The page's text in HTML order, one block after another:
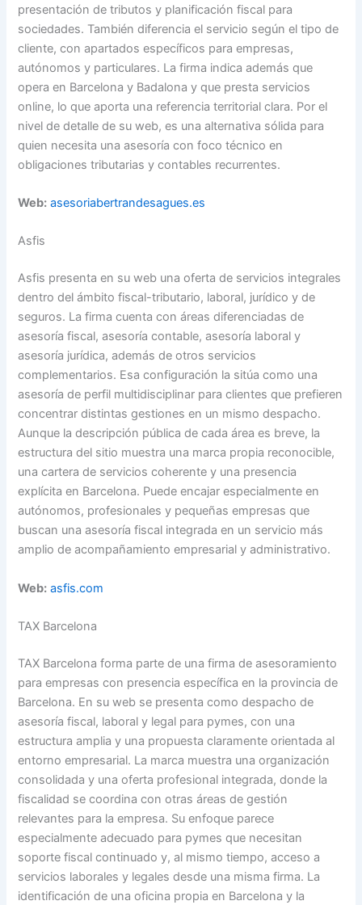
presentación de tributos y planificación fiscal para
sociedades. También diferencia el servicio según el tipo de
cliente, con apartados específicos para empresas,
autónomos y particulares. La firma indica además que
opera en Barcelona y Badalona y que presta servicios
online, lo que aporta una referencia territorial clara. Por el
nivel de detalle de su web, es una alternativa sólida para
quien necesita una asesoría con foco técnico en
obligaciones tributarias y contables recurrentes.
Web: asesoriabertrandesagues.es
Asfis
Asfis presenta en su web una oferta de servicios integrales
dentro del ámbito fiscal-tributario, laboral, jurídico y de
seguros. La firma cuenta con áreas diferenciadas de
asesoría fiscal, asesoría contable, asesoría laboral y
asesoría jurídica, además de otros servicios
complementarios. Esa configuración la sitúa como una
asesoría de perfil multidisciplinar para clientes que prefieren
concentrar distintas gestiones en un mismo despacho.
Aunque la descripción pública de cada área es breve, la
estructura del sitio muestra una marca propia reconocible,
una cartera de servicios coherente y una presencia
explícita en Barcelona. Puede encajar especialmente en
autónomos, profesionales y pequeñas empresas que
buscan una asesoría fiscal integrada en un servicio más
amplio de acompañamiento empresarial y administrativo.
Web: asfis.com
TAX Barcelona
TAX Barcelona forma parte de una firma de asesoramiento
para empresas con presencia específica en la provincia de
Barcelona. En su web se presenta como despacho de
asesoría fiscal, laboral y legal para pymes, con una
estructura amplia y una propuesta claramente orientada al
entorno empresarial. La marca muestra una organización
consolidada y una oferta profesional integrada, donde la
fiscalidad se coordina con otras áreas de gestión
relevantes para la empresa. Su enfoque parece
especialmente adecuado para pymes que necesitan
soporte fiscal continuado y, al mismo tiempo, acceso a
servicios laborales y legales desde una misma firma. La
identificación de una oficina propia en Barcelona y la